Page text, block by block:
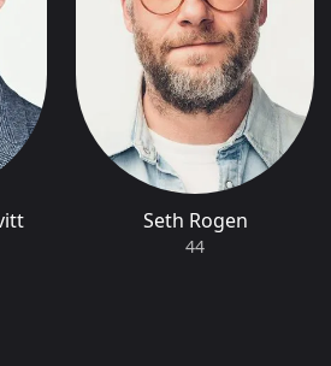
Seth Rogen
44